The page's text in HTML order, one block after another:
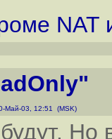
NAT
Май-03, 12:51 (MSK)
Но